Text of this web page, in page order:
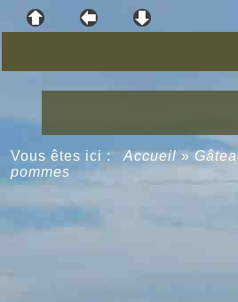
Vous êtes ici : Accueil »
pommes